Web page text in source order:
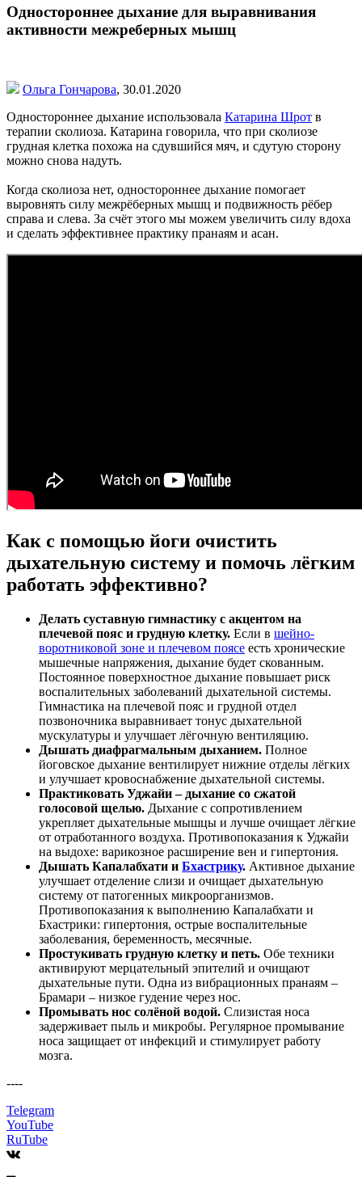
Одностороннее дыхание для выравнивания
активности межреберных мышц
Ольга Гончарова, 30.01.2020
Одностороннее дыхание использовала Катарина Шрот в
терапии сколиоза. Катарина говорила, что при сколиозе
грудная клетка похожа на сдувшийся мяч, и сдутую сторону
можно снова надуть.
Когда сколиоза нет, одностороннее дыхание помогает
выровнять силу межрёберных мышц и подвижность рёбер
справа и слева. За счёт этого мы можем увеличить силу вдоха
и сделать эффективнее практику пранаям и асан.
Как с помощью йоги очистить
дыхательную систему и помочь лёгким
работать эффективно?
Делать суставную гимнастику с акцентом на
плечевой пояс и грудную клетку. Если в шейно-
воротниковой зоне и плечевом поясе есть хронические
мышечные напряжения, дыхание будет скованным.
Постоянное поверхностное дыхание повышает риск
воспалительных заболеваний дыхательной системы.
Гимнастика на плечевой пояс и грудной отдел
позвоночника выравнивает тонус дыхательной
мускулатуры и улучшает лёгочную вентиляцию.
Дышать диафрагмальным дыханием. Полное
йоговское дыхание вентилирует нижние отделы лёгких
и улучшает кровоснабжение дыхательной системы.
Практиковать Уджайи – дыхание со сжатой
голосовой щелью. Дыхание с сопротивлением
укрепляет дыхательные мышцы и лучше очищает лёгкие
от отработанного воздуха. Противопоказания к Уджайи
на выдохе: варикозное расширение вен и гипертония.
Дышать Капалабхати и Бхастрику. Активное дыхание
улучшает отделение слизи и очищает дыхательную
систему от патогенных микроорганизмов.
Противопоказания к выполнению Капалабхати и
Бхастрики: гипертония, острые воспалительные
заболевания, беременность, месячные.
Простукивать грудную клетку и петь. Обе техники
активируют мерцательный эпителий и очищают
дыхательные пути. Одна из вибрационных пранаям –
Брамари – низкое гудение через нос.
Промывать нос солёной водой. Слизистая носа
задерживает пыль и микробы. Регулярное промывание
носа защищает от инфекций и стимулирует работу
мозга.
----
Telegram
YouTube
RuTube